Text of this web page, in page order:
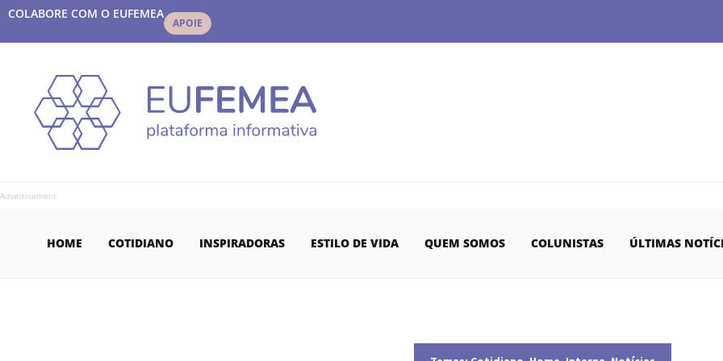
COLABORE COM O EUFEMEA
APOIE
Advertisement
HOME COTIDIANO INSPIRADORAS ESTILO DE VIDA QUEM SOMOS COLUNISTAS ÚLTIMAS